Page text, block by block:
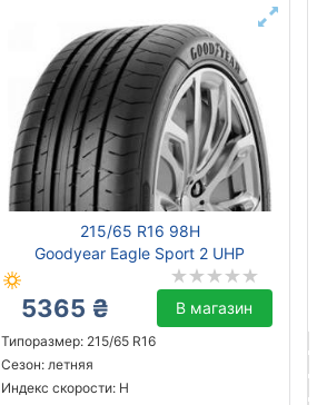
215/65 R16 98H
Goodyear Eagle Sport 2 UHP
5365 ₴ В магазин
Типоразмер: 215/65 R16
Сезон: летняя
Индекс скорости: H